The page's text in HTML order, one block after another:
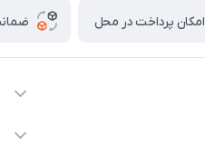
امکان پرداخت در محل